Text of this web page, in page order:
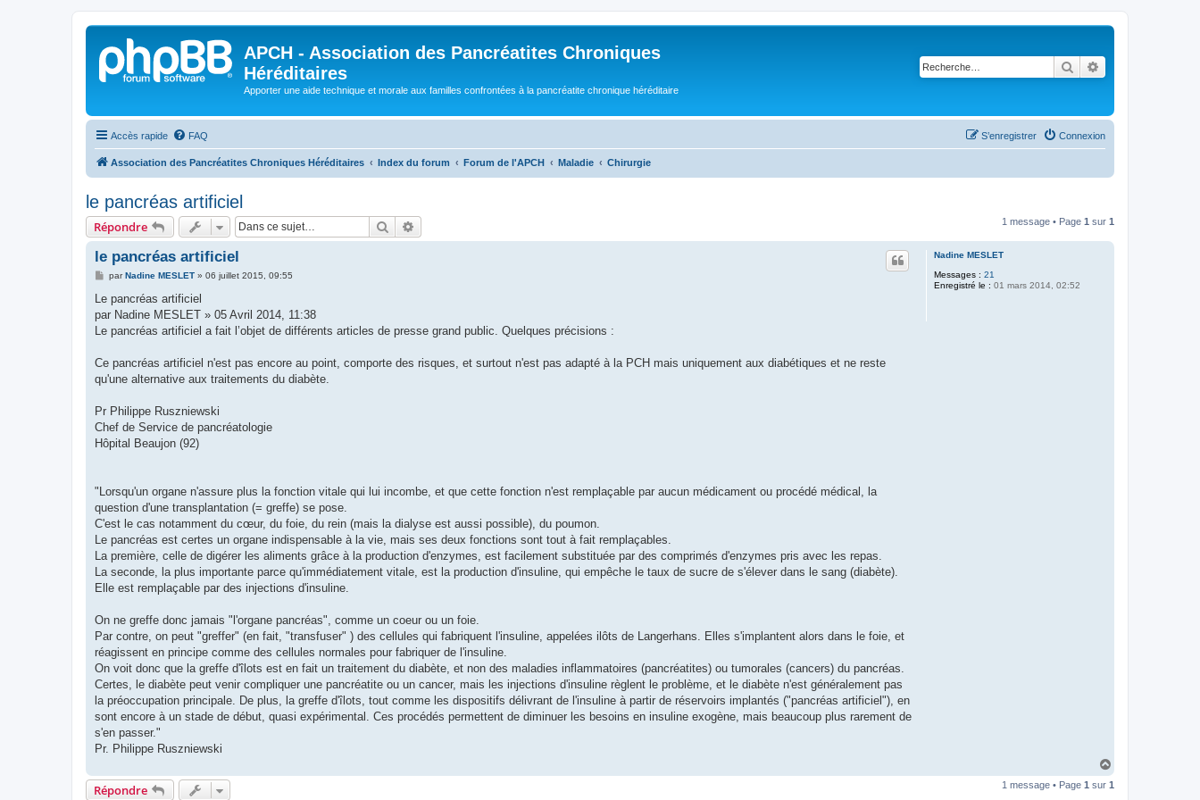
APCH - Association des Pancréatites Chroniques
Héréditaires
Apporter une aide technique et morale aux familles confrontées à la pancréatite chronique héréditaire
Rechercher
Accès rapide FAQ Connexion
S’enregistrer
Association des Pancréatites Chroniques Héréditaires Index du forum Forum de l'APCH Maladie Chirurgie
le pancréas artificiel
Répondre Rechercher 1 message • Page 1 sur 1
Nadine MESLET
Messages : 21
Enregistré le : 01 mars 2014, 02:52
le pancréas artificiel
M
s
a
g
parNadine MESLET» 06 juillet 2015, 09:55
Le pancréas artificiel
par Nadine MESLET » 05 Avril 2014, 11:38
Le pancréas artificiel a fait l’objet de différents articles de presse grand public. Quelques précisions :
Ce pancréas artificiel n'est pas encore au point, comporte des risques, et surtout n'est pas adapté à la PCH mais uniquement aux diabétiques et ne reste
qu'une alternative aux traitements du diabète.
Pr Philippe Ruszniewski
Chef de Service de pancréatologie
Hôpital Beaujon (92)
"Lorsqu'un organe n'assure plus la fonction vitale qui lui incombe, et que cette fonction n'est remplaçable par aucun médicament ou procédé médical, la
question d'une transplantation (= greffe) se pose.
C'est le cas notamment du cœur, du foie, du rein (mais la dialyse est aussi possible), du poumon.
Le pancréas est certes un organe indispensable à la vie, mais ses deux fonctions sont tout à fait remplaçables.
La première, celle de digérer les aliments grâce à la production d'enzymes, est facilement substituée par des comprimés d'enzymes pris avec les repas.
La seconde, la plus importante parce qu'immédiatement vitale, est la production d'insuline, qui empêche le taux de sucre de s'élever dans le sang (diabète).
Elle est remplaçable par des injections d'insuline.
On ne greffe donc jamais "l'organe pancréas", comme un coeur ou un foie.
Par contre, on peut "greffer" (en fait, "transfuser" ) des cellules qui fabriquent l'insuline, appelées ilôts de Langerhans. Elles s'implantent alors dans le foie, et
réagissent en principe comme des cellules normales pour fabriquer de l'insuline.
On voit donc que la greffe d'îlots est en fait un traitement du diabète, et non des maladies inflammatoires (pancréatites) ou tumorales (cancers) du pancréas.
Certes, le diabète peut venir compliquer une pancréatite ou un cancer, mais les injections d'insuline règlent le problème, et le diabète n'est généralement pas
la préoccupation principale. De plus, la greffe d'îlots, tout comme les dispositifs délivrant de l'insuline à partir de réservoirs implantés ("pancréas artificiel"), en
sont encore à un stade de début, quasi expérimental. Ces procédés permettent de diminuer les besoins en insuline exogène, mais beaucoup plus rarement de
s'en passer."
Pr. Philippe Ruszniewski
u
Répondre 1 message • Page 1 sur 1